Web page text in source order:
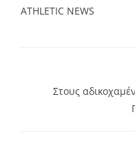
ATHLETIC NEWS
Στους